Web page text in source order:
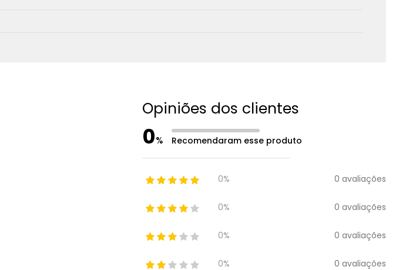
Opiniões dos clientes
0% Recomendaram esse produto
0% 0 avaliações
0% 0 avaliações
0% 0 avaliações
0% 0 avaliações